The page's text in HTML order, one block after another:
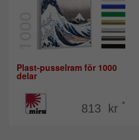
Plast-pusselram för 1000
delar
813 kr *